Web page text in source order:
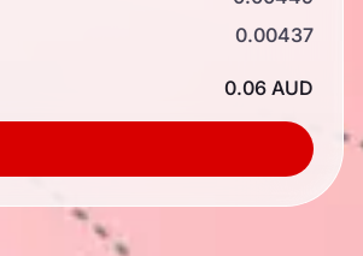
0.00437
0.06 AUD